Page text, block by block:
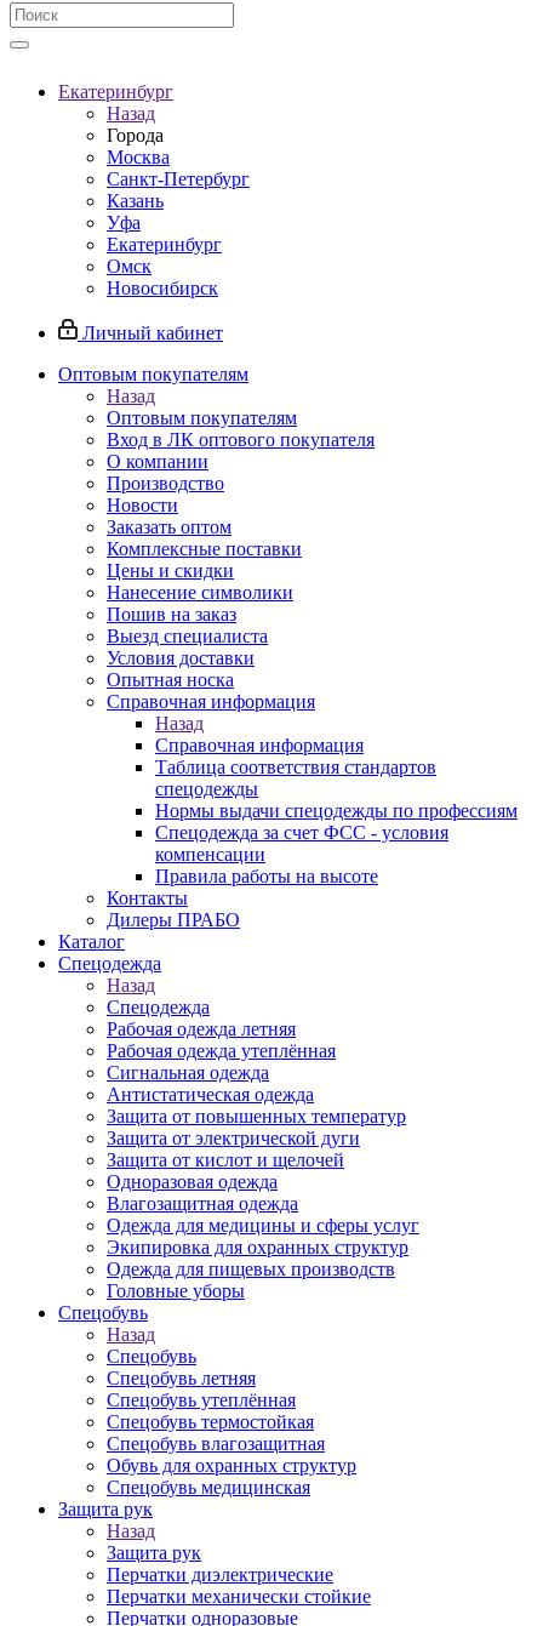
Екатеринбург
Назад
Города
Москва
Санкт-Петербург
Казань
Уфа
Екатеринбург
Омск
Новосибирск
Личный кабинет
Оптовым покупателям
Назад
Оптовым покупателям
Вход в ЛК оптового покупателя
О компании
Производство
Новости
Заказать оптом
Комплексные поставки
Цены и скидки
Нанесение символики
Пошив на заказ
Выезд специалиста
Условия доставки
Опытная носка
Справочная информация
Назад
Справочная информация
Таблица соответствия стандартов
спецодежды
Нормы выдачи спецодежды по профессиям
Спецодежда за счет ФСС - условия
компенсации
Правила работы на высоте
Контакты
Дилеры ПРАБО
Каталог
Спецодежда
Назад
Спецодежда
Рабочая одежда летняя
Рабочая одежда утеплённая
Сигнальная одежда
Антистатическая одежда
Защита от повышенных температур
Защита от электрической дуги
Защита от кислот и щелочей
Одноразовая одежда
Влагозащитная одежда
Одежда для медицины и сферы услуг
Экипировка для охранных структур
Одежда для пищевых производств
Головные уборы
Спецобувь
Назад
Спецобувь
Спецобувь летняя
Спецобувь утеплённая
Спецобувь термостойкая
Спецобувь влагозащитная
Обувь для охранных структур
Спецобувь медицинская
Защита рук
Назад
Защита рук
Перчатки диэлектрические
Перчатки механически стойкие
Перчатки одноразовые